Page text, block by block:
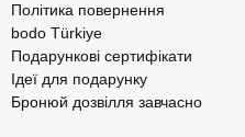
Політика повернення
bodo Türkiye
Подарункові сертифікати
Ідеї для подарунку
Бронюй дозвілля завчасно